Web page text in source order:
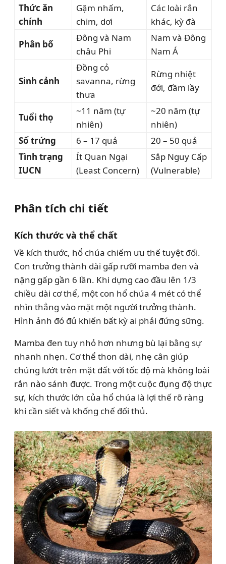
Thức ăn
chính
Gặm nhấm,
chim, dơi
Các loài rắn
khác, kỳ đà
Phân bố
Đông và Nam
châu Phi
Nam và Đông
Nam Á
Sinh cảnh
Đồng cỏ
savanna, rừng
thưa
Rừng nhiệt
đới, đầm lầy
Tuổi thọ
~11 năm (tự
nhiên)
~20 năm (tự
nhiên)
Số trứng
6 – 17 quả
20 – 50 quả
Tình trạng
IUCN
Ít Quan Ngại
(Least Concern)
Sắp Nguy Cấp
(Vulnerable)
Phân tích chi tiết
Kích thước và thể chất
Về kích thước, hổ chúa chiếm ưu thế tuyệt đối.
Con trưởng thành dài gấp rưỡi mamba đen và
nặng gấp gần 6 lần. Khi dựng cao đầu lên 1/3
chiều dài cơ thể, một con hổ chúa 4 mét có thể
nhìn thẳng vào mặt một người trưởng thành.
Hình ảnh đó đủ khiến bất kỳ ai phải đứng sững.
Mamba đen tuy nhỏ hơn nhưng bù lại bằng sự
nhanh nhẹn. Cơ thể thon dài, nhẹ cân giúp
chúng lướt trên mặt đất với tốc độ mà không loài
rắn nào sánh được. Trong một cuộc đụng độ thực
sự, kích thước lớn của hổ chúa là lợi thế rõ ràng
khi cần siết và khống chế đối thủ.